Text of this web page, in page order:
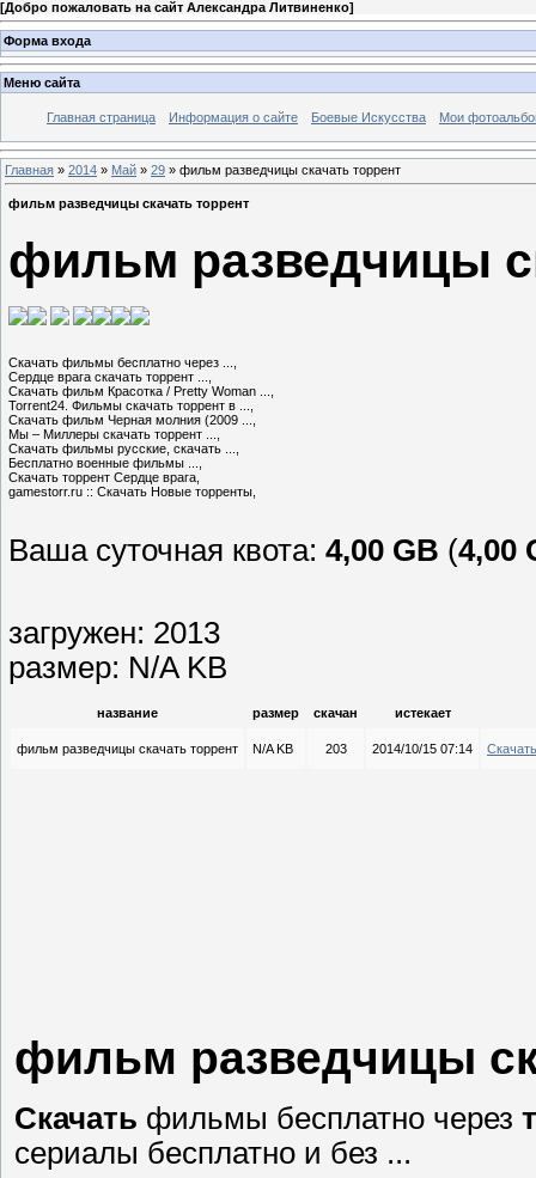
[Добро пожаловать на сайт Александра Литвиненко]
Форма входа
Меню сайта
Главная страница Информация о сайте Боевые Искусства Мои
Главная » 2014 » Май » 29 » фильм разведчицы скачать торрент
фильм разведчицы скачать торрент
фильм разведчицы
Скачать фильмы бесплатно через ...,
Сердце врага скачать торрент ...,
Скачать фильм Красотка / Pretty Woman ...,
Torrent24. Фильмы скачать торрент в ...,
Скачать фильм Черная молния (2009 ...,
Мы – Миллеры скачать торрент ...,
Скачать фильмы русские, скачать ...,
Бесплатно военные фильмы ...,
Скачать торрент Сердце врага,
gamestorr.ru :: Скачать Новые торренты,
Ваша суточная квота: 4,00 GB (4,00
загружен: 2013
размер: N/A KB
название размер скачан истекает
фильм разведчицы скачать торрент N/A KB 203 2014/10/15 07:14 Скачать
фильм разведчицы
Скачать фильмы бесплатно через
сериалы бесплатно и без ...